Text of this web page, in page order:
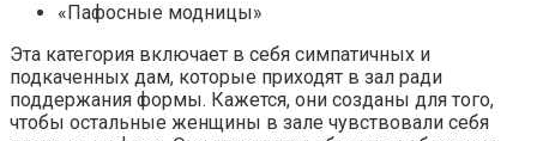
«Пафосные модницы»
Эта категория включает в себя симпатичных и
подкаченных дам, которые приходят в зал ради
поддержания формы. Кажется, они созданы для того,
чтобы остальные женщины в зале чувствовали себя